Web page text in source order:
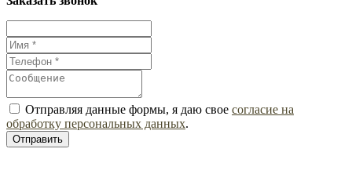
Отправляя данные формы, я даю свое согласие на
обработку персональных данных.
Отправить